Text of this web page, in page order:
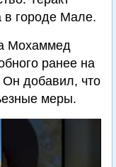
в городе Мале.
Мохаммед
ранее на
добавил, что
меры.